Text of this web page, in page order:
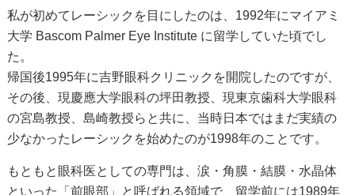
私が初めてレーシックを目にしたのは、1992年にマイアミ
大学 Bascom Palmer Eye Institute に留学していた頃でし
た。
帰国後1995年に吉野眼科クリニックを開院したのですが、
その後、現慶應大学眼科の坪田教授、現東京歯科大学眼科
の宮島教授、島崎教授らと共に、当時日本ではまだ実績の
少なかったレーシックを始めたのが1998年のことです。
もともと眼科医としての専門は、涙・角膜・結膜・水晶体
といった「前眼部」と呼ばれる領域で、留学前には1989年